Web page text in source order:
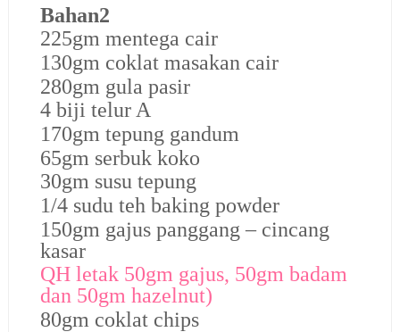
Bahan2
225gm mentega cair
130gm coklat masakan cair
280gm gula pasir
4 biji telur A
170gm tepung gandum
65gm serbuk koko
30gm susu tepung
1/4 sudu teh baking powder
150gm gajus panggang – cincang
kasar
QH letak 50gm gajus, 50gm badam
dan 50gm hazelnut)
80gm coklat chips